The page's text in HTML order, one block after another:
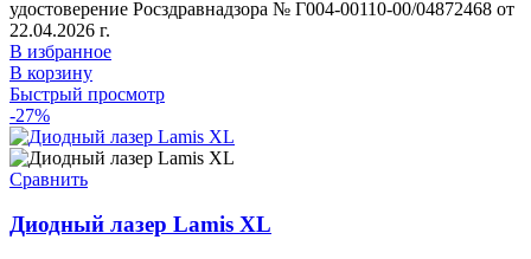
удостоверение Росздравнадзора № Г004-00110-00/04872468 от
22.04.2026 г.
В избранное
В корзину
Быстрый просмотр
-27%
Сравнить
Диодный лазер Lamis XL